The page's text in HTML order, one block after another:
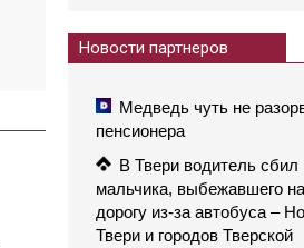
Новости партнеров
Медведь чуть не
пенсионера
В Твери водитель сбил
мальчика, выбежавшего на
дорогу из-за автобуса –
Твери и городов Тверской